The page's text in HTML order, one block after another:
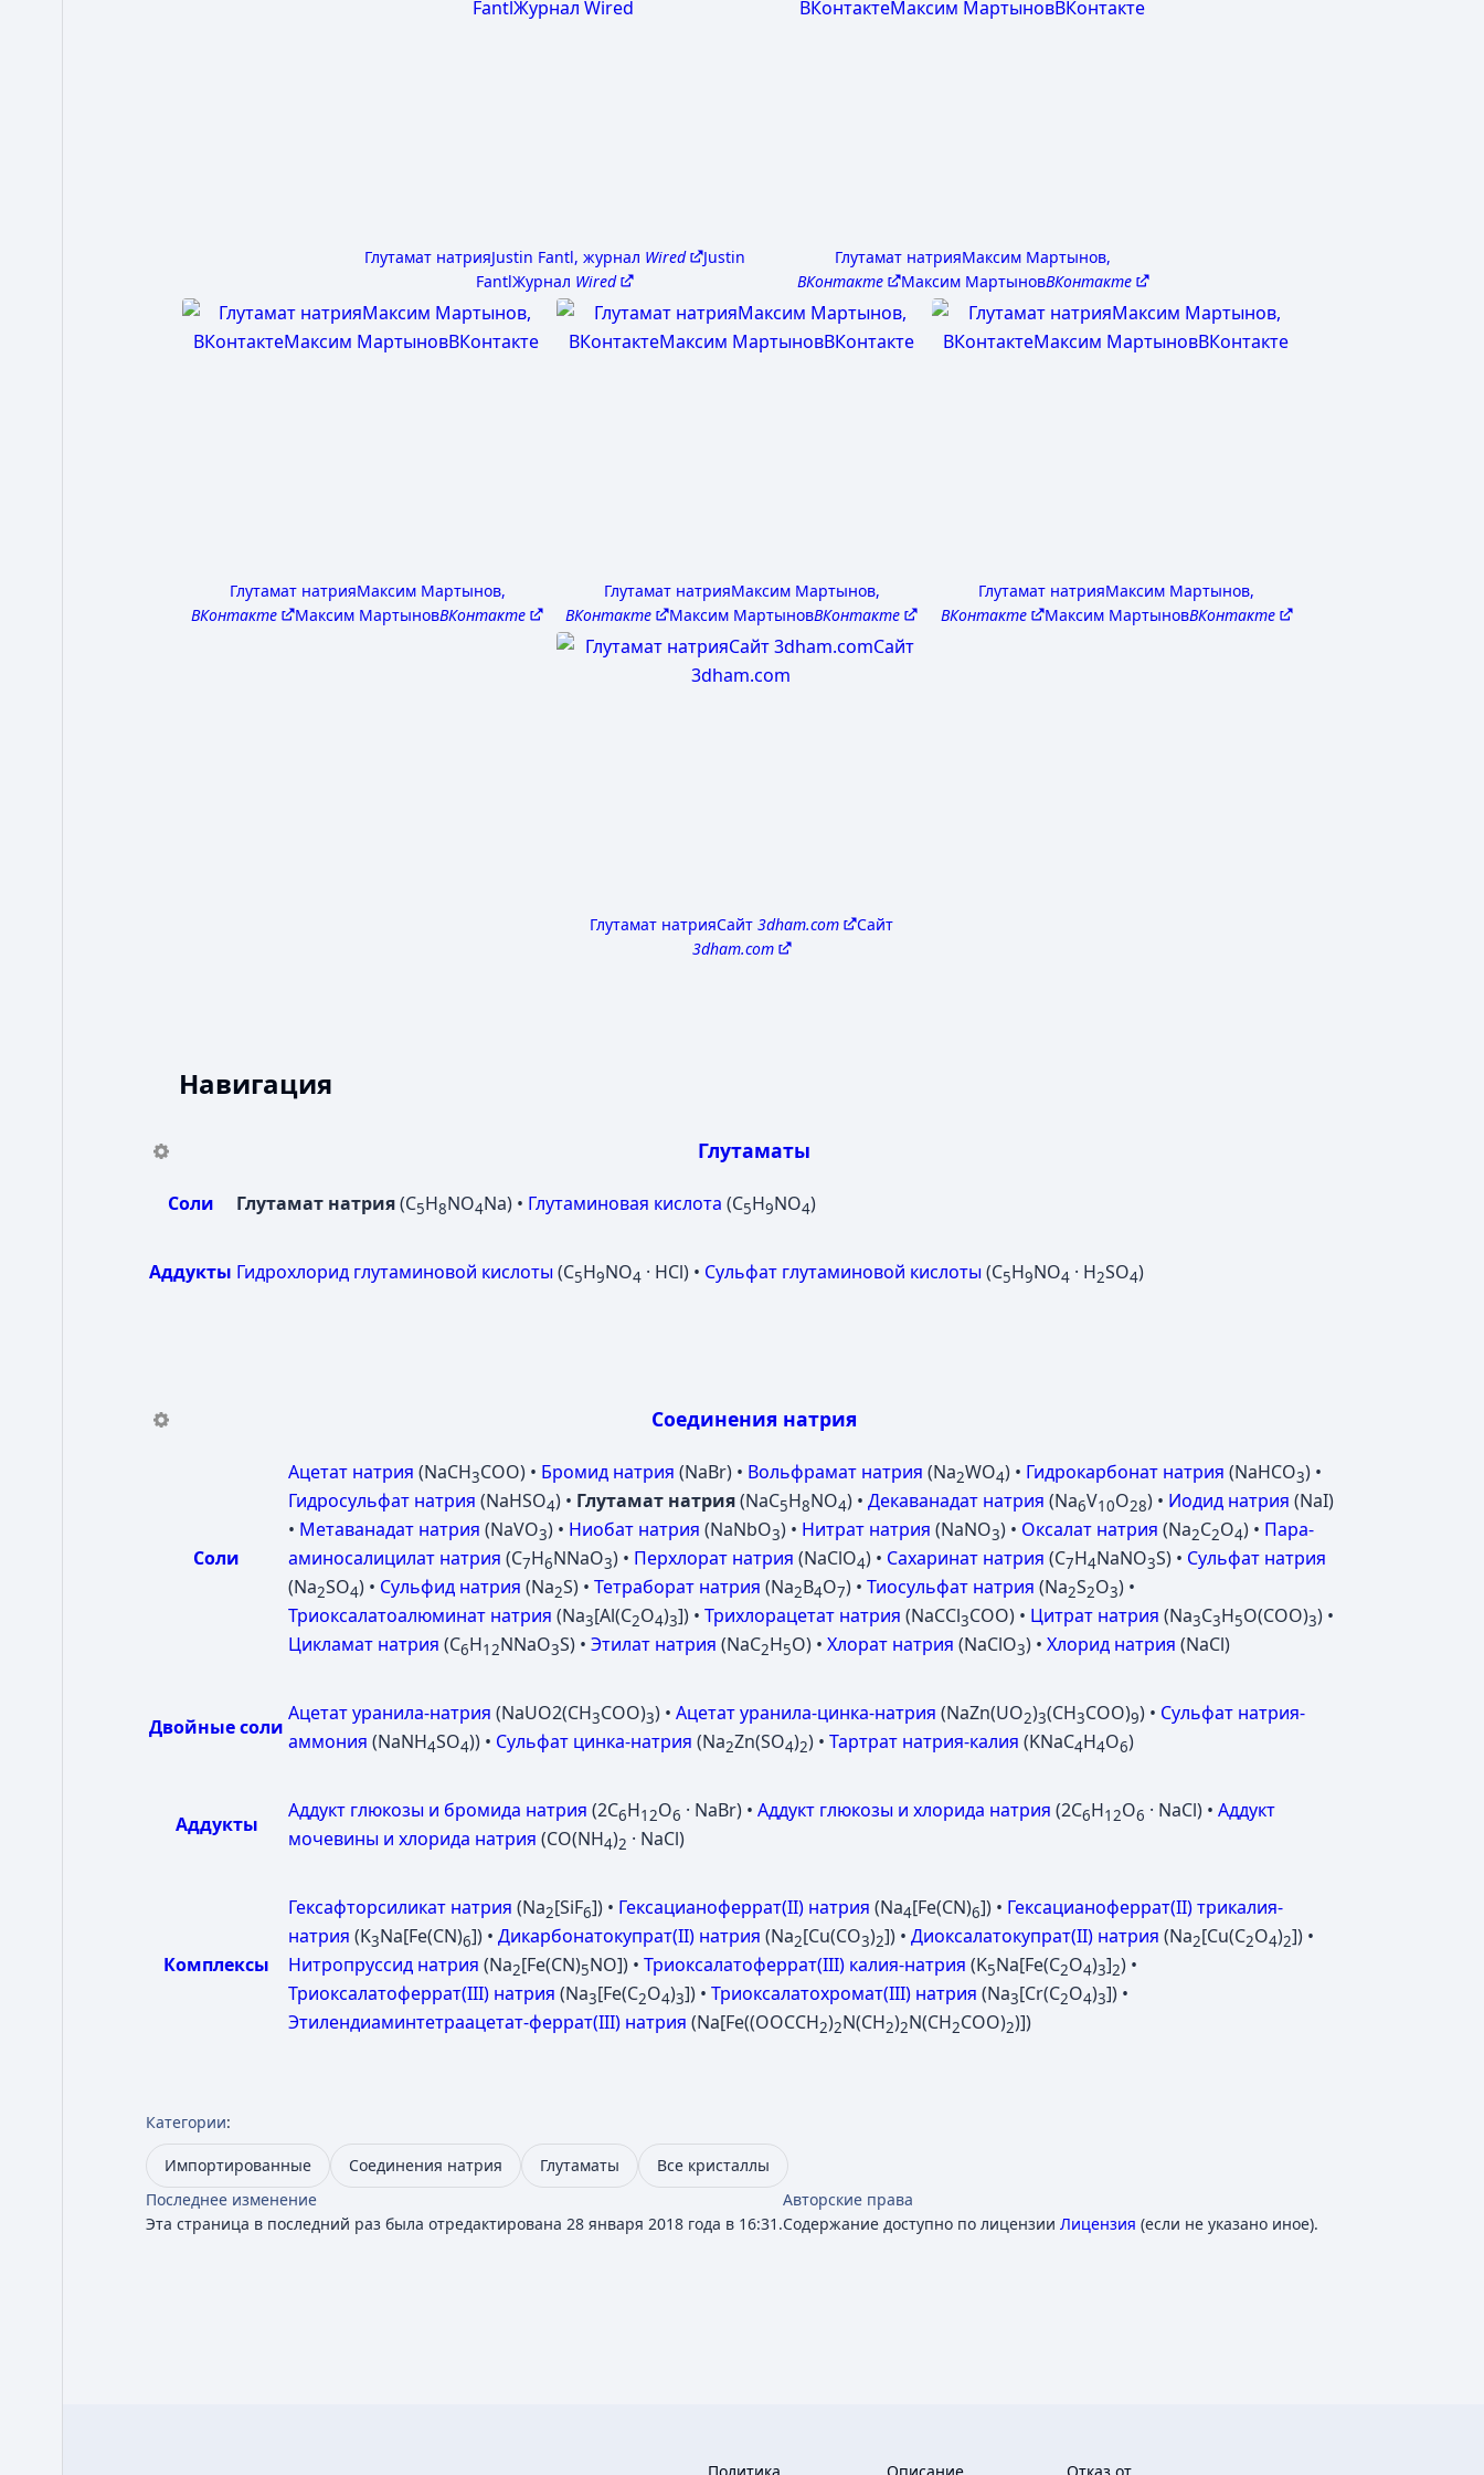
Глутамат натрияJustin Fantl, журнал Wired
Justin
FantlЖурнал Wired
Глутамат натрияМаксим Мартынов,
ВКонтакте
Максим МартыновВКонтакте
Глутамат натрияМаксим Мартынов,
ВКонтакте
Максим МартыновВКонтакте
Глутамат натрияМаксим Мартынов,
ВКонтакте
Максим МартыновВКонтакте
Глутамат натрияМаксим Мартынов,
ВКонтакте
Максим МартыновВКонтакте
Глутамат натрияСайт3dham.com
Сайт
3dham.com
Навигация
Глутаматы
Соли Глутамат натрия(C5H8NO4Na) • Глутаминовая кислота (C5H9NO4)
Аддукты Гидрохлорид глутаминовой кислоты (C5H9NO4 · HCl) • Сульфат глутаминовой кислоты (C5H9NO4 · H2SO4)
Соединения натрия
Соли
Ацетат натрия (NaCH3COO) • Бромид натрия (NaBr) • Вольфрамат натрия (Na2WO4) • Гидрокарбонат натрия (NaHCO3) •
Гидросульфат натрия (NaHSO4) • Глутамат натрия(NaC5H8NO4) • Декаванадат натрия (Na6V10O28) • Иодид натрия (NaI)
• Метаванадат натрия (NaVO3) • Ниобат натрия (NaNbO3) • Нитрат натрия (NaNO3) • Оксалат натрия (Na2C2O4) • Пара-
аминосалицилат натрия (C7H6NNaO3) • Перхлорат натрия (NaClO4) • Сахаринат натрия (C7H4NaNO3S) • Сульфат натрия
(Na2SO4) • Сульфид натрия (Na2S) • Тетраборат натрия (Na2B4O7) • Тиосульфат натрия (Na2S2O3) •
Триоксалатоалюминат натрия (Na3[Al(C2O4)3]) • Трихлорацетат натрия (NaCCl3COO) • Цитрат натрия (Na3C3H5O(COO)3) •
Цикламат натрия (C6H12NNaO3S) • Этилат натрия (NaC2H5O) • Хлорат натрия (NaClO3) • Хлорид натрия (NaCl)
Двойные соли
Ацетат уранила-натрия (NaUО2(CH3COO)3) • Ацетат уранила-цинка-натрия (NaZn(UO2)3(CH3COO)9) • Сульфат натрия-
аммония (NaNH4SO4)) • Сульфат цинка-натрия (Na2Zn(SO4)2) • Тартрат натрия-калия (KNaC4H4O6)
Аддукты
Аддукт глюкозы и бромида натрия (2C6H12O6 · NaBr) • Аддукт глюкозы и хлорида натрия (2C6H12O6 · NaCl) • Аддукт
мочевины и хлорида натрия (CO(NH4)2 · NaCl)
Комплексы
Гексафторсиликат натрия (Na2[SiF6]) • Гексацианоферрат(II) натрия (Na4[Fe(CN)6]) • Гексацианоферрат(II) трикалия-
натрия (K3Na[Fe(CN)6]) • Дикарбонатокупрат(II) натрия (Na2[Cu(CO3)2]) • Диоксалатокупрат(II) натрия (Na2[Cu(C2O4)2]) •
Нитропруссид натрия (Na2[Fe(CN)5NO]) • Триоксалатоферрат(III) калия-натрия (K5Na[Fe(C2O4)3]2) •
Триоксалатоферрат(III) натрия (Na3[Fe(C2O4)3]) • Триоксалатохромат(III) натрия (Na3[Cr(C2O4)3]) •
Этилендиаминтетраацетат-феррат(III) натрия (Na[Fe((OOCCH2)2N(CH2)2N(CH2COO)2)])
Категории:
Импортированные Соединения натрия Глутаматы
Все кристаллы
Последнее изменение
Эта страница в последний раз была отредактирована 28 января 2018 года в 16:31.
Авторские права
Содержание доступно по лицензии Лицензия (если не указано иное).